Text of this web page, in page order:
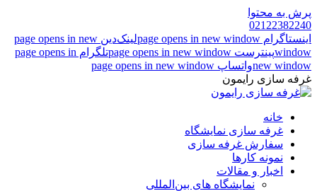
پرش به محتوا
02122382240
اینستاگرام page opens in new window
لینک‌دین page opens in new
windowپینترست page opens in new window
تلگرام page opens in
new windowواتساپ page opens in new window
غرفه سازی رایمون
خانه
غرفه سازی نمایشگاه
سفارش غرفه سازی
نمونه کارها
اخبار و مقالات
نمایشگاه های بین‌المللی